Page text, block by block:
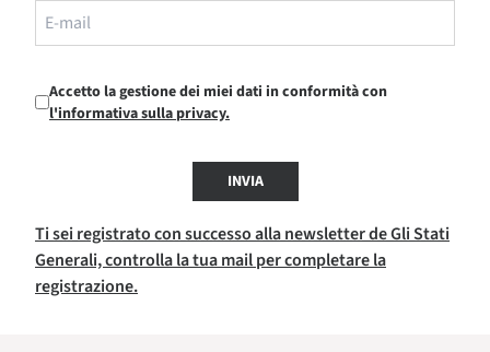
Accetto la gestione dei miei dati in conformità con
l'informativa sulla privacy.
INVIA
Ti sei registrato con successo alla newsletter de Gli Stati
Generali, controlla la tua mail per completare la
registrazione.